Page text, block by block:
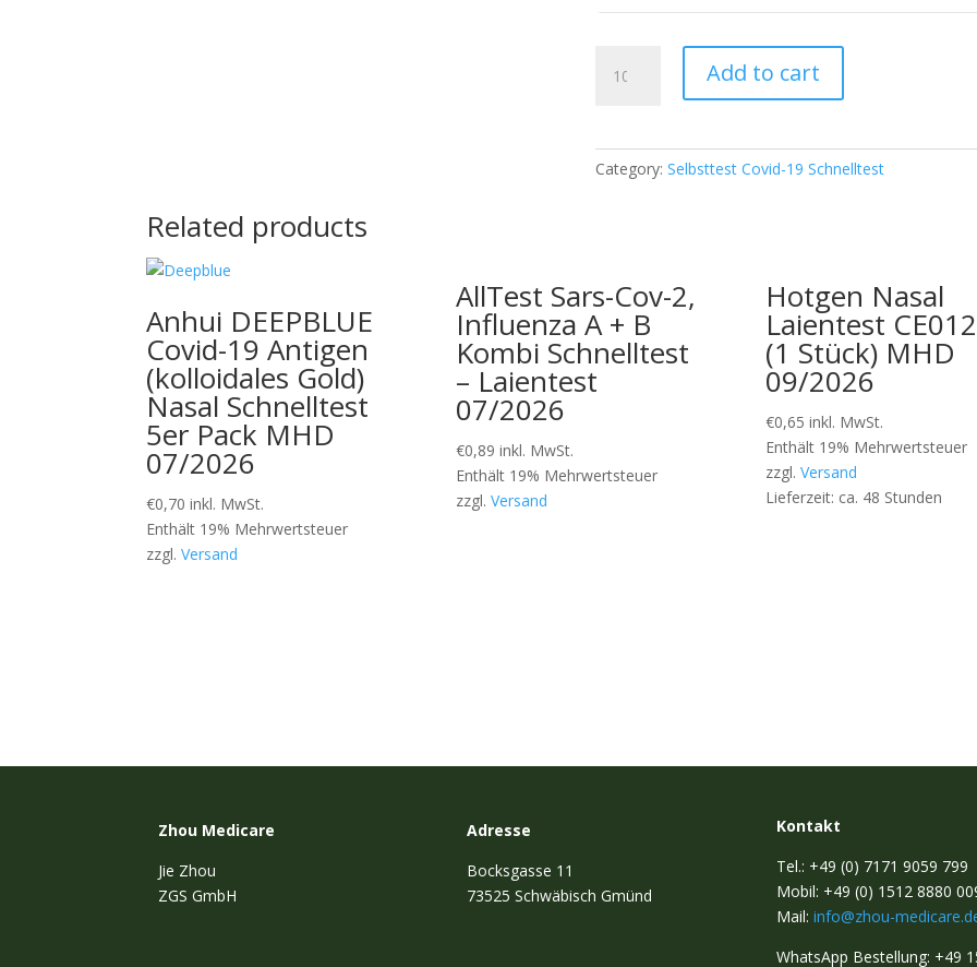
SARS-
Kombi-
Testkit
MHD
12/2027
quantity
Add to cart
Category:Selbsttest Covid-19 Schnelltest
Related products
Anhui DEEPBLUE
Covid-19 Antigen
(kolloidales Gold)
Nasal Schnelltest
5er Pack MHD
07/2026
€0,70 inkl. MwSt.
Enthält 19% Mehrwertsteuer
zzgl.Versand
AllTest Sars-Cov-2,
Influenza A + B
Kombi Schnelltest
– Laientest
07/2026
€0,89 inkl. MwSt.
Enthält 19% Mehrwertsteuer
zzgl. Versand
Hotgen Nasal
Laientest
(1 Stück) MHD
09/2026
€0,65 inkl. MwSt.
Enthält 19% Mehrwertsteuer
zzgl. Versand
Lieferzeit: ca. 48 Stunden
Zhou Medicare
Jie Zhou
ZGS GmbH
Adresse
Bocksgasse 11
73525 Schwäbisch Gmünd
Kontakt
Tel.: +49 (0) 7171 9059 799
Mobil: +49 (0) 1512 8880
Mail: info@zhou-
WhatsApp Bestellung: +49